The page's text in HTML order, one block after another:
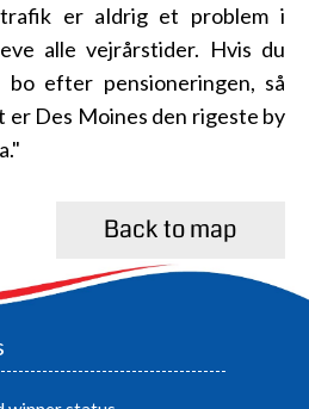
er aldrig et problem i
alle vejrårstider. Hvis du
efter pensioneringen, så
Des Moines den rigeste by
Back to map